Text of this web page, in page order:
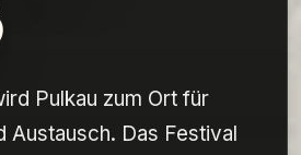
Pulkau zum Ort für
Austausch. Das Festival